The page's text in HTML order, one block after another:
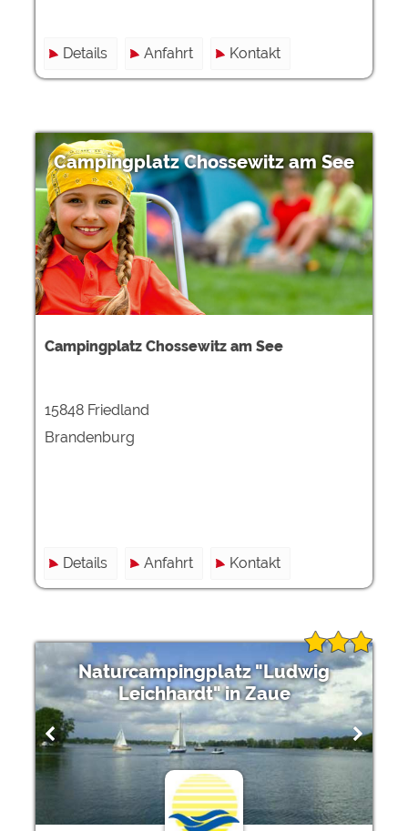
Details Anfahrt Kontakt
Campingplatz Chossewitz am See
Campingplatz Chossewitz am See
15848 Friedland
Brandenburg
Details Anfahrt Kontakt
Naturcampingplatz "Ludwig
Leichhardt" in Zaue